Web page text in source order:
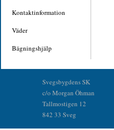
Kontaktinformation
Väder
Bägningshjälp
Svegsbygdens SK
c/o Morgan Öhman
Tallmostigen 12
842 33 Sveg